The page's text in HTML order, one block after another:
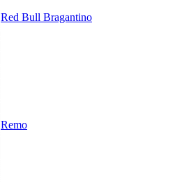
Red Bull Bragantino
Remo